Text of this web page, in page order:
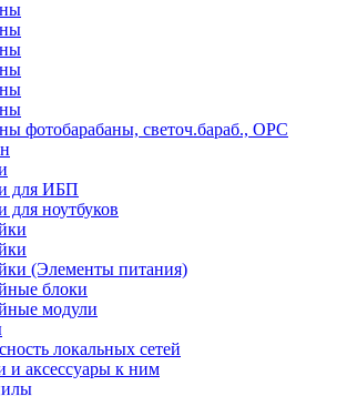
фотобарабаны, светоч.бараб., OPC
для ИБП
для ноутбуков
(Элементы питания)
блоки
модули
локальных сетей
и аксесcуары к ним